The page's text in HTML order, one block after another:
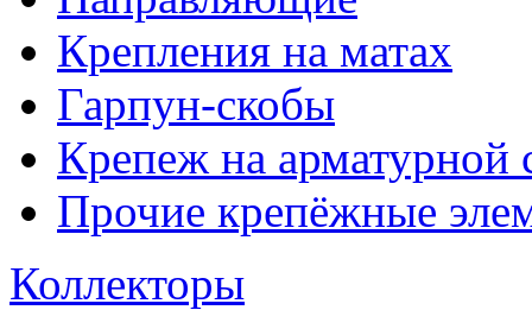
Крепления на матах
Гарпун-скобы
Крепеж на арматурной
Прочие крепёжные
Коллекторы